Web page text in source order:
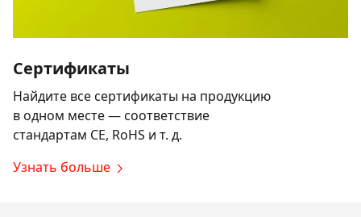
Сертификаты
Найдите все сертификаты на продукцию
в одном месте — соответствие
стандартам CE, RoHS и т. д.
Узнать больше